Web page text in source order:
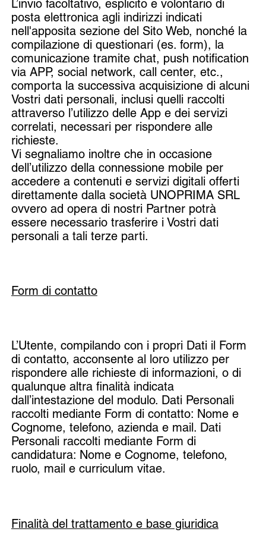
L’invio facoltativo, esplicito e volontario di
posta elettronica agli indirizzi indicati
nell'apposita sezione del Sito Web, nonché la
compilazione di questionari (es. form), la
comunicazione tramite chat, push notification
via APP, social network, call center, etc.,
comporta la successiva acquisizione di alcuni
Vostri dati personali, inclusi quelli raccolti
attraverso l’utilizzo delle App e dei servizi
correlati, necessari per rispondere alle
richieste.
Vi segnaliamo inoltre che in occasione
dell’utilizzo della connessione mobile per
accedere a contenuti e servizi digitali offerti
direttamente dalla società UNOPRIMA SRL
ovvero ad opera di nostri Partner potrà
essere necessario trasferire i Vostri dati
personali a tali terze parti.
Form di contatto
L’Utente, compilando con i propri Dati il Form
di contatto, acconsente al loro utilizzo per
rispondere alle richieste di informazioni, o di
qualunque altra finalità indicata
dall’intestazione del modulo. Dati Personali
raccolti mediante Form di contatto: Nome e
Cognome, telefono, azienda e mail. Dati
Personali raccolti mediante Form di
candidatura: Nome e Cognome, telefono,
ruolo, mail e curriculum vitae.
Finalità del trattamento e base giuridica